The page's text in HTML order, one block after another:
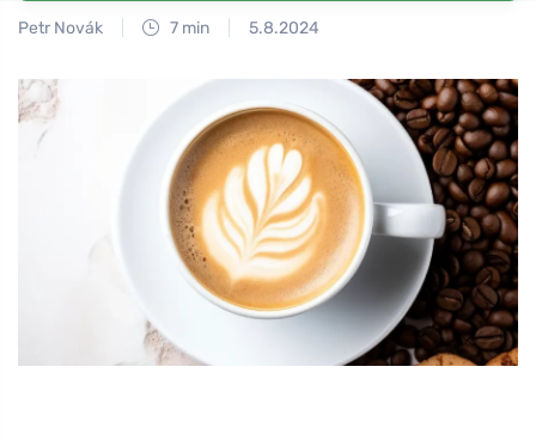
Petr Novák 7 min 5.8.2024